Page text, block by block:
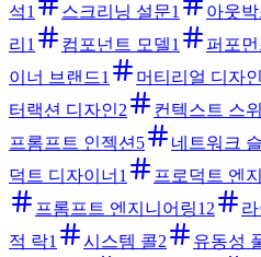
석1 스크리닝 설문1 아웃
리 1 컴포넌트 모델1 퍼포
이너 브랜드1 머티리얼 디자인
터랙션 디자인2 컨텍스트 스
프롬프트 인젝션 5 네트워크
덕트 디자이너 1 프로덕트 엔
프롬프트 엔지니어링12
적 락1 시스템 콜2 유동성